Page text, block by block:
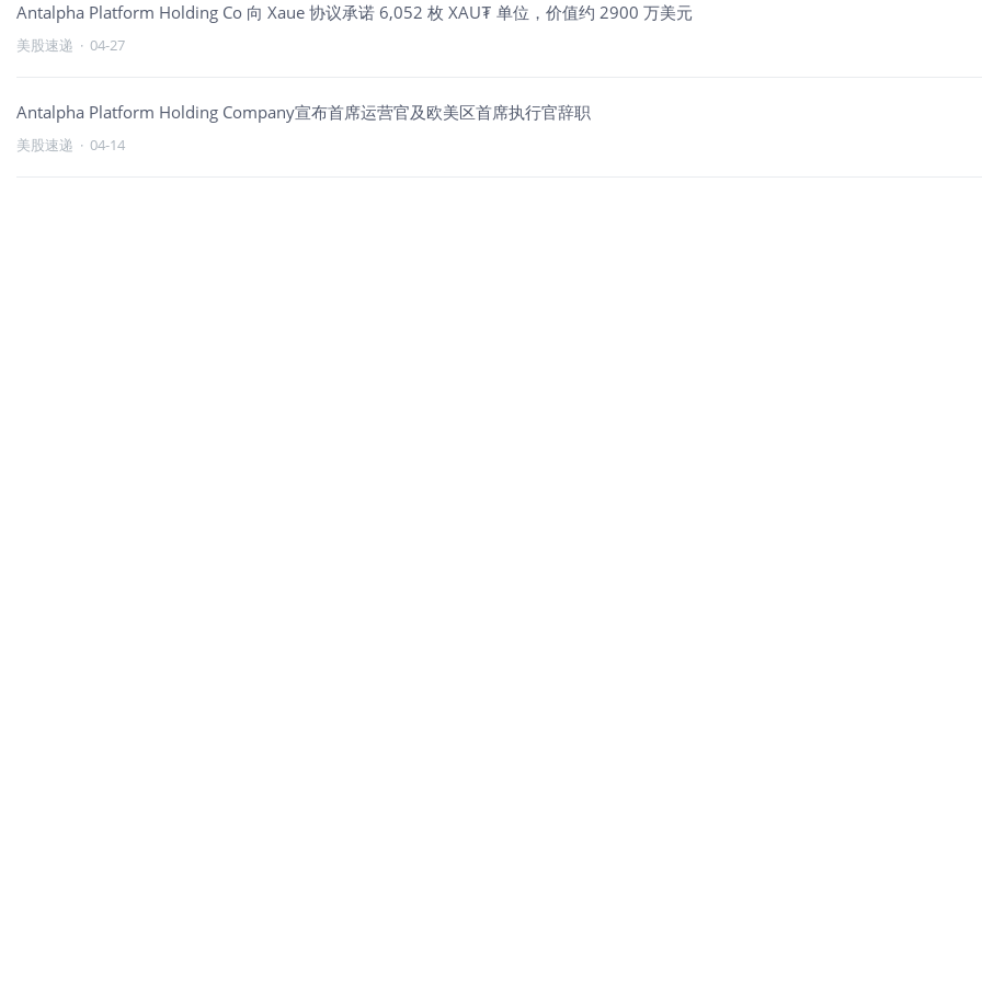
Antalpha Platform Holding Co 向 Xaue 协议承诺 6,052 枚 XAU₮ 单位，价值约 2900 万美元
美股速递 · 04-27
Antalpha Platform Holding Company宣布首席运营官及欧美区首席执行官辞职
美股速递 · 04-14